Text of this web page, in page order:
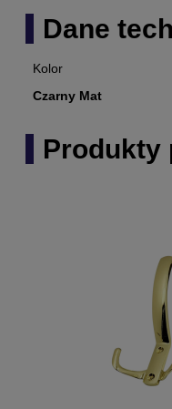
Dane
Kolor
Czarny Mat
Produkty